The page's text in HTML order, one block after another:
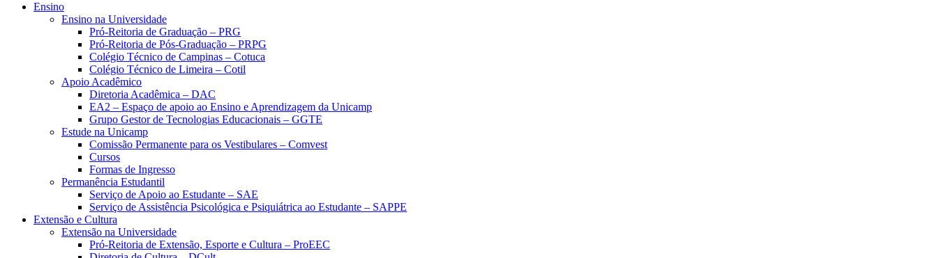
Ensino
Ensino na Universidade
Pró-Reitoria de Graduação – PRG
Pró-Reitoria de Pós-Graduação – PRPG
Colégio Técnico de Campinas – Cotuca
Colégio Técnico de Limeira – Cotil
Apoio Acadêmico
Diretoria Acadêmica – DAC
EA2 – Espaço de apoio ao Ensino e Aprendizagem da Unicamp
Grupo Gestor de Tecnologias Educacionais – GGTE
Estude na Unicamp
Comissão Permanente para os Vestibulares – Comvest
Cursos
Formas de Ingresso
Permanência Estudantil
Serviço de Apoio ao Estudante – SAE
Serviço de Assistência Psicológica e Psiquiátrica ao Estudante – SAPPE
Extensão e Cultura
Extensão na Universidade
Pró-Reitoria de Extensão, Esporte e Cultura – ProEEC